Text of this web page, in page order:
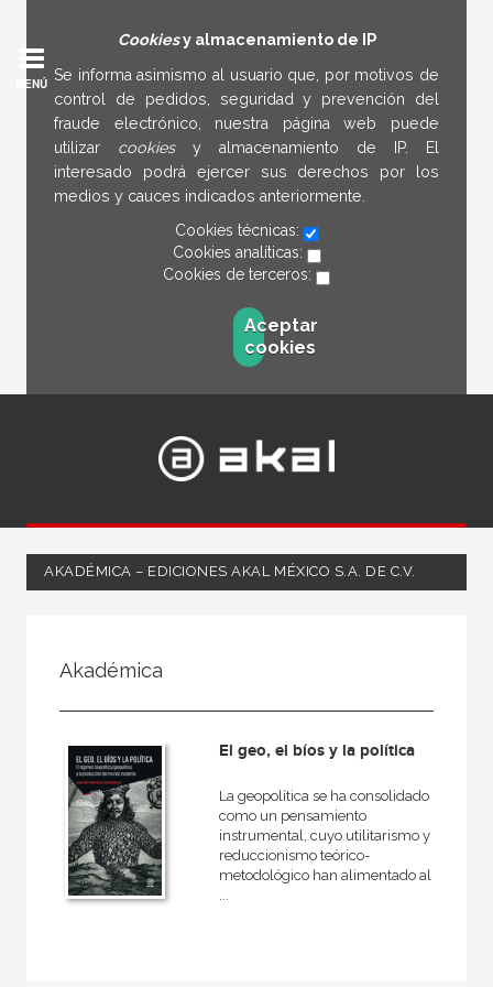
Cookiesy almacenamiento de IP
Se informa asimismo al usuario que, por motivos de
control de pedidos, seguridad y prevención del
fraude electrónico, nuestra página web puede
utilizar cookies y almacenamiento de IP. El
interesado podrá ejercer sus derechos por los
medios y cauces indicados anteriormente.
Cookies técnicas:
Cookies analíticas:
Cookies de terceros:
Aceptar
cookies
MENÚ
AKADÉMICA – EDICIONES AKAL MÉXICO S.A. DE C.V.
Ciencias humanas y sociales
Política
Teoría política
MATERIAS
Teoría política
Akadémica
El geo, el bíos y la política
La geopolítica se ha consolidado
como un pensamiento
instrumental, cuyo utilitarismo y
reduccionismo teórico-
metodológico han alimentado al
...